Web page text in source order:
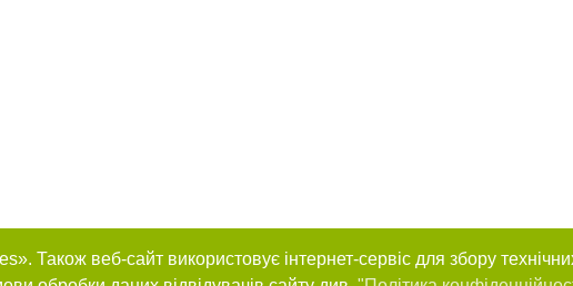
Також веб-сайт використовує інтернет-сервіс для збору